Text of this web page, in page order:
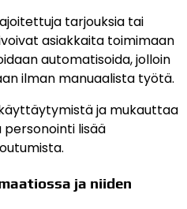
tarjouksia tai
asiakkaita toimimaan
automatisoida, jolloin
ilman manuaalista työtä.
ja mukauttaa
personointi lisää
ja niiden